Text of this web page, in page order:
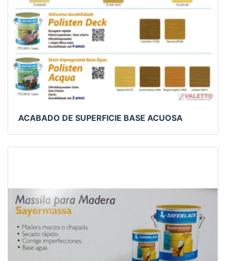
ACABADO DE SUPERFICIE BASE ACUOSA